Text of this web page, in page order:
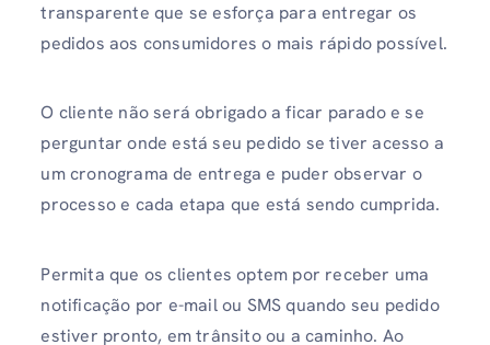
transparente que se esforça para entregar os
pedidos aos consumidores o mais rápido possível.
O cliente não será obrigado a ficar parado e se
perguntar onde está seu pedido se tiver acesso a
um cronograma de entrega e puder observar o
processo e cada etapa que está sendo cumprida.
Permita que os clientes optem por receber uma
notificação por e-mail ou SMS quando seu pedido
estiver pronto, em trânsito ou a caminho. Ao